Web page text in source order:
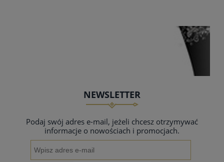
NEWSLETTER
Podaj swój adres e-mail, jeżeli chcesz otrzymywać
informacje o nowościach i promocjach.